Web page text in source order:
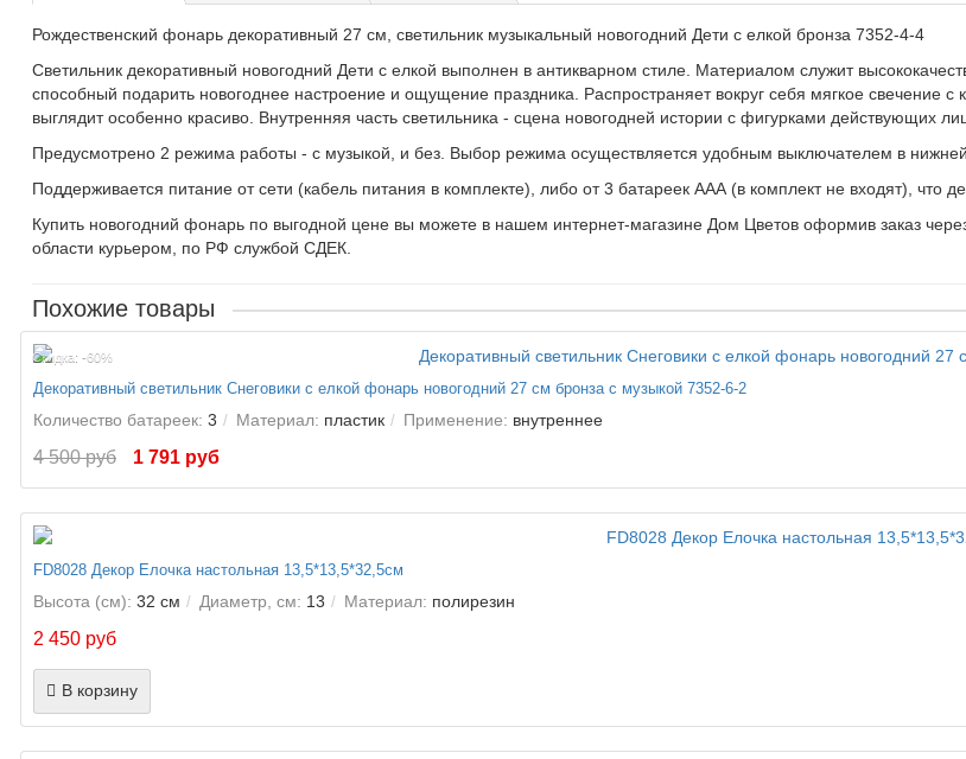
Рождественский фонарь декоративный 27 см, светильник музыкальный новогодний Дети с елкой бронза 7352-4-4
Светильник декоративный новогодний Дети с елкой выполнен в антикварном стиле. Материалом служит
способный подарить новогоднее настроение и ощущение праздника. Распространяет вокруг себя мягкое свечение
выглядит особенно красиво. Внутренняя часть светильника - сцена новогодней истории с фигурками действующих
Предусмотрено 2 режима работы - с музыкой, и без. Выбор режима осуществляется удобным выключателем в нижней
Поддерживается питание от сети (кабель питания в комплекте), либо от 3 батареек ААА (в комплект не входят), что
Купить новогодний фонарь по выгодной цене вы можете в нашем интернет-магазине Дом Цветов оформив заказ
области курьером, по РФ службой СДЕК.
Похожие товары
Cкидка: -60%
Декоративный светильник Снеговики с елкой фонарь новогодний 27 см бронза с музыкой 7352-6-2
Количество батареек: 3 Материал: пластик Применение: внутреннее
4 500 руб 1 791 руб
FD8028 Декор Елочка настольная 13,5*13,5*32,5см
Высота (см): 32 см Диаметр, см: 13 Материал: полирезин
2 450 руб
В корзину